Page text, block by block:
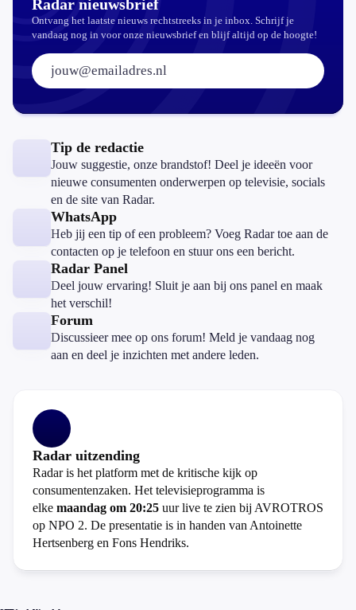
Radar nieuwsbrief
Ontvang het laatste nieuws rechtstreeks in je inbox. Schrijf je
vandaag nog in voor onze nieuwsbrief en blijf altijd op de hoogte!
E-mailadres:
Tip de redactie
Jouw suggestie, onze brandstof! Deel je ideeën voor
nieuwe consumenten onderwerpen op televisie, socials
en de site van Radar.
WhatsApp
Heb jij een tip of een probleem? Voeg Radar toe aan de
contacten op je telefoon en stuur ons een bericht.
Radar Panel
Deel jouw ervaring! Sluit je aan bij ons panel en maak
het verschil!
Forum
Discussieer mee op ons forum! Meld je vandaag nog
aan en deel je inzichten met andere leden.
Radar uitzending
Radar is het platform met de kritische kijk op
consumentenzaken. Het televisieprogramma is
elke maandag om 20:25 uur live te zien bij AVROTROS
op NPO 2. De presentatie is in handen van Antoinette
Hertsenberg en Fons Hendriks.